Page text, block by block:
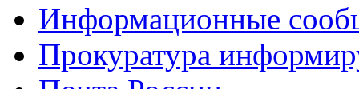
Информационные
Прокуратура